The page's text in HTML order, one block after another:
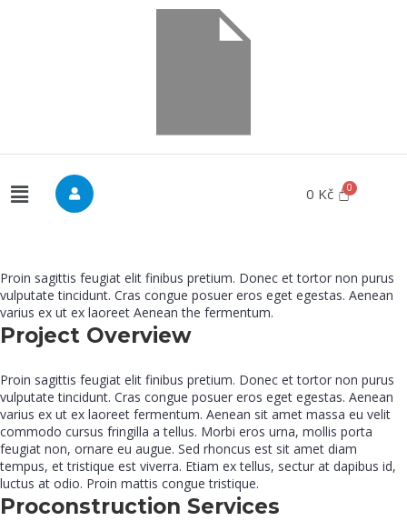
0 Kč
Proin sagittis feugiat elit finibus pretium. Donec et tortor non purus
vulputate tincidunt. Cras congue posuer eros eget egestas. Aenean
varius ex ut ex laoreet Aenean the fermentum.
Project Overview
Proin sagittis feugiat elit finibus pretium. Donec et tortor non purus
vulputate tincidunt. Cras congue posuer eros eget egestas. Aenean
varius ex ut ex laoreet fermentum. Aenean sit amet massa eu velit
commodo cursus fringilla a tellus. Morbi eros urna, mollis porta
feugiat non, ornare eu augue. Sed rhoncus est sit amet diam
tempus, et tristique est viverra. Etiam ex tellus, sectur at dapibus id,
luctus at odio. Proin mattis congue tristique.
Proconstruction Services